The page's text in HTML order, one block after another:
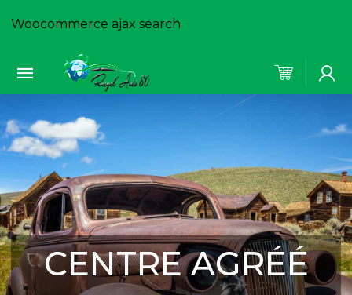
Woocommerce ajax search
CENTRE AGRÉÉ